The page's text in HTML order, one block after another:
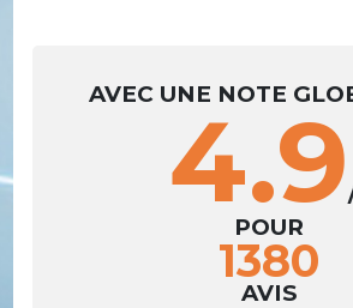
AVEC UNE NOTE
4.9
POUR
1380
AVIS